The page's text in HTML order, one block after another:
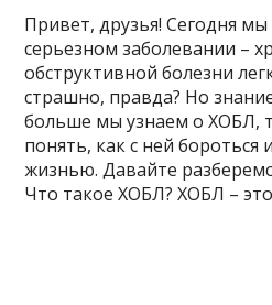
Привет, друзья! Сегодня
серьезном заболевании –
обструктивной болезни
страшно, правда? Но
больше мы узнаем о ХОБЛ,
понять, как с ней
жизнью. Давайте
Что такое ХОБЛ? ХОБЛ –